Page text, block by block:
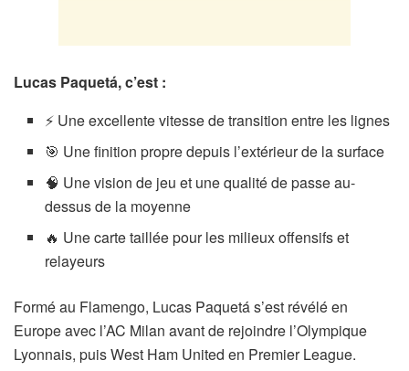
Lucas Paquetá, c’est :
⚡ Une excellente vitesse de transition entre les lignes
🎯 Une finition propre depuis l’extérieur de la surface
🧠 Une vision de jeu et une qualité de passe au-
dessus de la moyenne
🔥 Une carte taillée pour les milieux offensifs et
relayeurs
Formé au Flamengo, Lucas Paquetá s’est révélé en
Europe avec l’AC Milan avant de rejoindre l’Olympique
Lyonnais, puis West Ham United en Premier League.